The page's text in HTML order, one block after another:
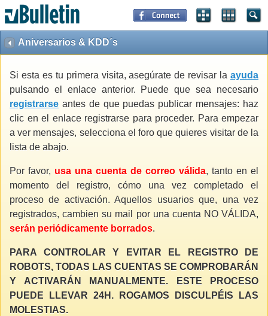
Aniversarios & KDD´s
Si esta es tu primera visita, asegúrate de revisar la ayuda
pulsando el enlace anterior. Puede que sea necesario
registrarse antes de que puedas publicar mensajes: haz
clic en el enlace registrarse para proceder. Para empezar
a ver mensajes, selecciona el foro que quieres visitar de la
lista de abajo.
Por favor, usa una cuenta de correo válida, tanto en el
momento del registro, cómo una vez completado el
proceso de activación. Aquellos usuarios que, una vez
registrados, cambien su mail por una cuenta NO VÁLIDA,
serán periódicamente borrados.
PARA CONTROLAR Y EVITAR EL REGISTRO DE
ROBOTS, TODAS LAS CUENTAS SE COMPROBARÁN
Y ACTIVARÁN MANUALMENTE. ESTE PROCESO
PUEDE LLEVAR 24H. ROGAMOS DISCULPÉIS LAS
MOLESTIAS.